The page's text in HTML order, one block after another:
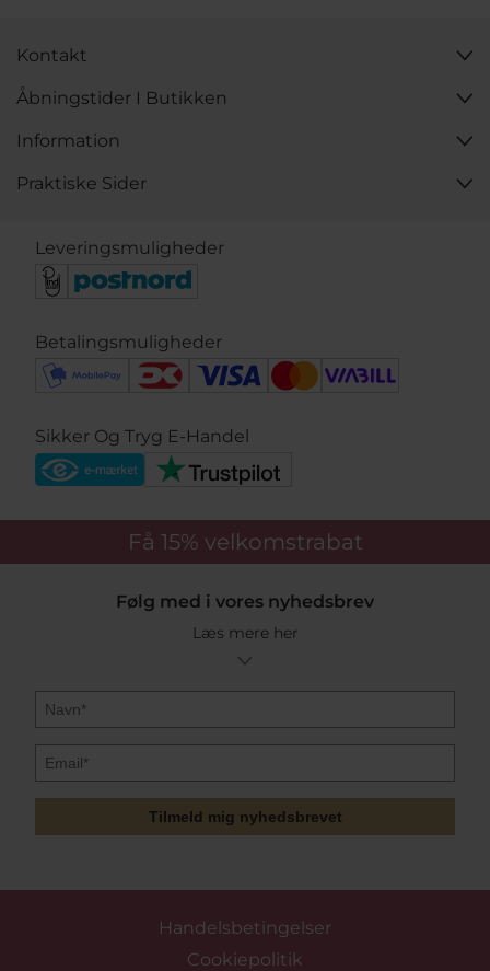
Kontakt
Åbningstider I Butikken
Information
Praktiske Sider
Leveringsmuligheder
Betalingsmuligheder
Sikker Og Tryg E-Handel
Få 15% velkomstrabat
Følg med i vores nyhedsbrev
Læs mere her
Tilmeld mig nyhedsbrevet
Handelsbetingelser
Cookiepolitik